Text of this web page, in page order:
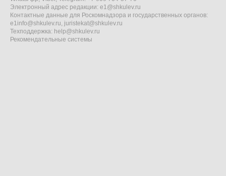
Электронный адрес редакции: e1@shkulev.ru
Контактные данные для Роскомнадзора и государственных органов:
e1info@shkulev.ru, juristekat@shkulev.ru
Техподдержка: help@shkulev.ru
Рекомендательные системы